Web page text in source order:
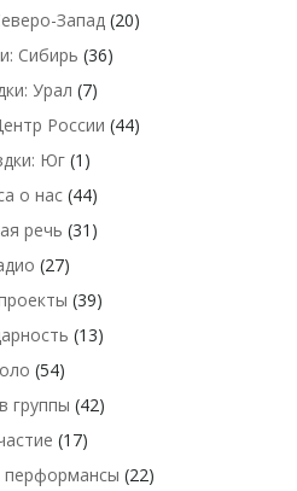
Запад (20)
Сибирь (36)
Урал (7)
России (44)
Юг (1)
о нас(44)
речь (31)
(27)
(39)
(13)
(54)
группы (42)
(17)
перформансы (22)